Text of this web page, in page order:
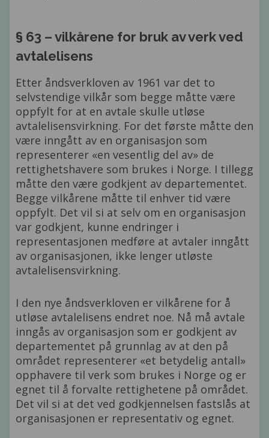
§ 63 – vilkårene for bruk av verk ved
avtalelisens
Etter åndsverkloven av 1961 var det to
selvstendige vilkår som begge måtte være
oppfylt for at en avtale skulle utløse
avtalelisensvirkning. For det første måtte den
være inngått av en organisasjon som
representerer «en vesentlig del av» de
rettighetshavere som brukes i Norge. I tillegg
måtte den være godkjent av departementet.
Begge vilkårene måtte til enhver tid være
oppfylt. Det vil si at selv om en organisasjon
var godkjent, kunne endringer i
representasjonen medføre at avtaler inngått
av organisasjonen, ikke lenger utløste
avtalelisensvirkning.
I den nye åndsverkloven er vilkårene for å
utløse avtalelisens endret noe. Nå må avtale
inngås av organisasjon som er godkjent av
departementet på grunnlag av at den på
området representerer «et betydelig antall»
opphavere til verk som brukes i Norge og er
egnet til å forvalte rettighetene på området.
Det vil si at det ved godkjennelsen fastslås at
organisasjonen er representativ og egnet.